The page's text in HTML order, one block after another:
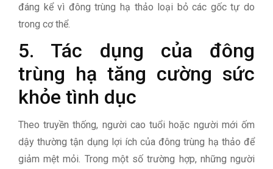
đáng kể vì đông trùng hạ thảo loại bỏ các gốc tự do
trong cơ thể.
5. Tác dụng của đông
trùng hạ tăng cường sức
khỏe tình dục
Theo truyền thống, người cao tuổi hoặc người mới ốm
dậy thường tận dụng lợi ích của đông trùng hạ thảo để
giảm mệt mỏi. Trong một số trường hợp, những người